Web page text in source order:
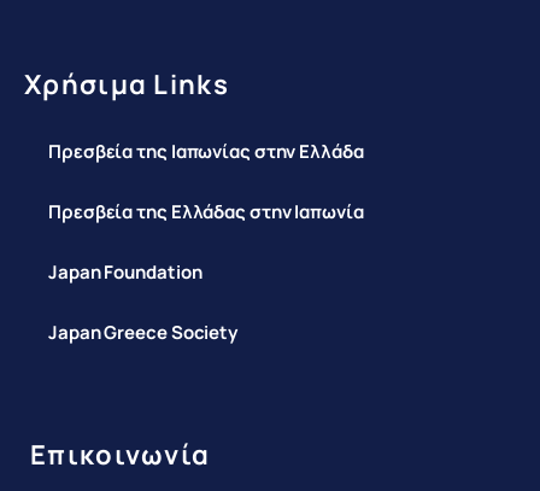
Χρήσιμα Links
Πρεσβεία της Ιαπωνίας στην Ελλάδα
Πρεσβεία της Ελλάδας στην Ιαπωνία
Japan Foundation
Japan Greece Society
Επικοινωνία